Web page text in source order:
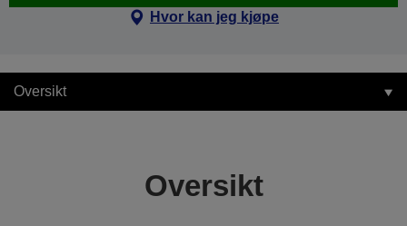
Hvor kan jeg kjøpe
Oversikt
Oversikt